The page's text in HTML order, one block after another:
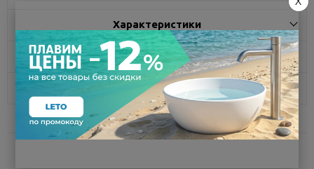
Характеристики
Доставка
Отзывы